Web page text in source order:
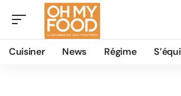
Cuisiner News Régime